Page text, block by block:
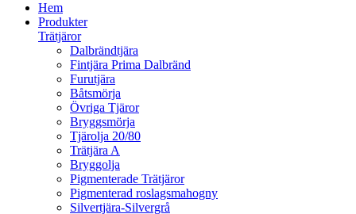
Hem
Produkter
Trätjäror
Dalbrändtjära
Fintjära Prima Dalbränd
Furutjära
Båtsmörja
Övriga Tjäror
Bryggsmörja
Tjärolja 20/80
Trätjära A
Bryggolja
Pigmenterade Trätjäror
Pigmenterad roslagsmahogny
Silvertjära-Silvergrå